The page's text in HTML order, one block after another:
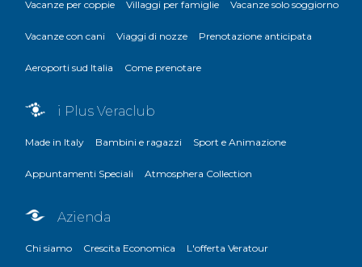
Vacanze per coppie Villaggi per famiglie Vacanze solo soggiorno
Vacanze con cani Viaggi di nozze Prenotazione anticipata
Aeroporti sud Italia Come prenotare
i Plus Veraclub
Made in Italy Bambini e ragazzi Sport e Animazione
Appuntamenti Speciali Atmosphera Collection
Azienda
Chi siamo Crescita Economica L'offerta Veratour